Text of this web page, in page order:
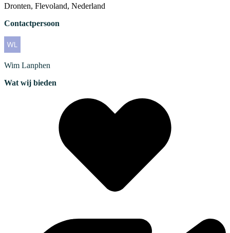
Dronten, Flevoland, Nederland
Contactpersoon
Wim Lanphen
Wat wij bieden